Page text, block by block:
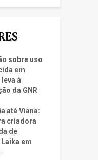
sobre uso
em
à
da GNR
até Viana:
criadora
de
em